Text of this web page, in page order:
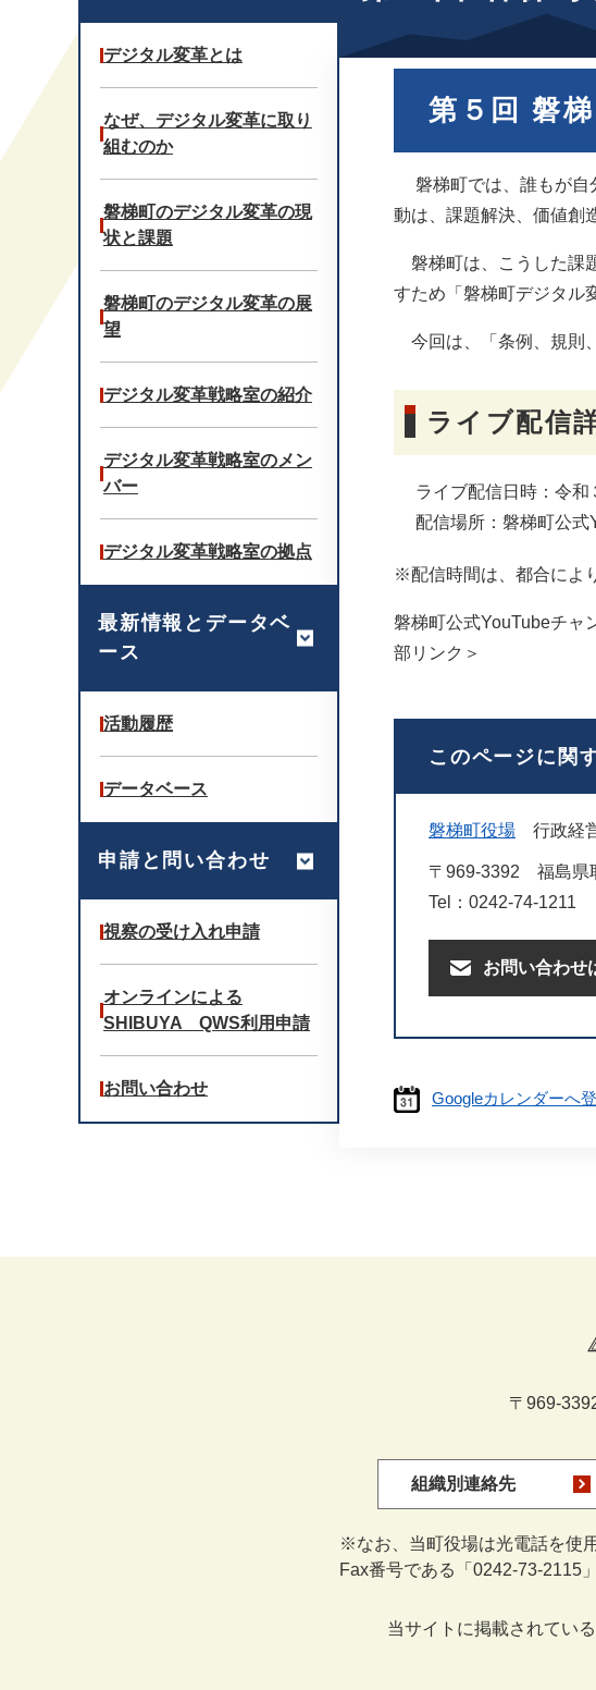
第５回 磐
磐梯町では、誰もが自
動は、課題解決、価値創
磐梯町は、こうした課
すため「磐梯町デジタル
今回は、「条例、規則
ライブ配信
ライブ配信日時：令
配信場所：磐梯町公式
※配信時間は、都合によ
磐梯町公式YouTubeチャ
部リンク＞
このページに関
磐梯町役場 行政経
〒969-3392
福島県
Tel：0242-74-1211
お問い合わせ
Googleカレンダーへ
デジタル変革とは
なぜ、デジタル変革に取り
組むのか
磐梯町のデジタル変革の現
状と課題
磐梯町のデジタル変革の展
望
デジタル変革戦略室の紹介
デジタル変革戦略室のメン
バー
デジタル変革戦略室の拠点
最新情報とデータベ
ース
活動履歴
データベース
申請と問い合わせ
視察の受け入れ申請
オンラインによる
SHIBUYA QWS利用申請
お問い合わせ
〒969-
組織別連絡先
※なお、当町役場は光電話を使
Fax番号である「0242-73-2115
当サイトに掲載されてい